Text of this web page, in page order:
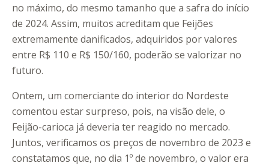
no máximo, do mesmo tamanho que a safra do início
de 2024. Assim, muitos acreditam que Feijões
extremamente danificados, adquiridos por valores
entre R$ 110 e R$ 150/160, poderão se valorizar no
futuro.
Ontem, um comerciante do interior do Nordeste
comentou estar surpreso, pois, na visão dele, o
Feijão-carioca já deveria ter reagido no mercado.
Juntos, verificamos os preços de novembro de 2023 e
constatamos que, no dia 1º de novembro, o valor era